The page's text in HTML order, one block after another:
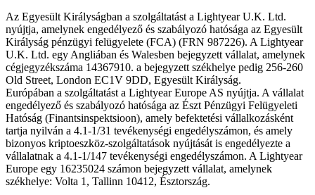
Az Egyesült Királyságban a szolgáltatást a Lightyear U.K. Ltd.
nyújtja, amelynek engedélyező és szabályozó hatósága az Egyesült
Királyság pénzügyi felügyelete (FCA) (FRN 987226). A Lightyear
U.K. Ltd. egy Angliában és Walesben bejegyzett vállalat, amelynek
cégjegyzékszáma 14367910. a bejegyzett székhelye pedig 256-260
Old Street, London EC1V 9DD, Egyesült Királyság.
Európában a szolgáltatást a Lightyear Europe AS nyújtja. A vállalat
engedélyező és szabályozó hatósága az Észt Pénzügyi Felügyeleti
Hatóság (Finantsinspektsioon), amely befektetési vállalkozásként
tartja nyilván a 4.1-1/31 tevékenységi engedélyszámon, és amely
bizonyos kriptoeszköz-szolgáltatások nyújtását is engedélyezte a
vállalatnak a 4.1-1/147 tevékenységi engedélyszámon. A Lightyear
Europe egy 16235024 számon bejegyzett vállalat, amelynek
székhelye: Volta 1, Tallinn 10412, Észtország.